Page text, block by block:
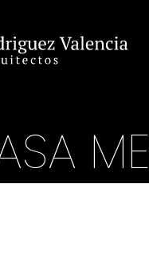
ME